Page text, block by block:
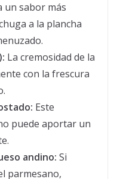
un sabor más
a la plancha
La cremosidad de la
con la frescura
Este
puede aportar un
andino: Si
parmesano,